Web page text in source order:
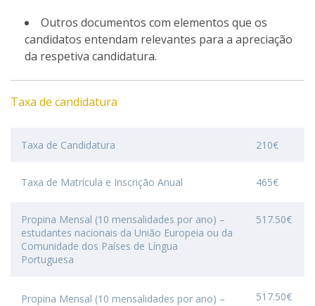
Outros documentos com elementos que os
candidatos entendam relevantes para a apreciação
da respetiva candidatura.
Taxa de candidatura
Taxa de Candidatura 210€
Taxa de Matrícula e Inscrição Anual 465€
Propina Mensal (10 mensalidades por ano) –
estudantes nacionais da União Europeia ou da
Comunidade dos Países de Língua
Portuguesa
517.50€
Propina Mensal (10 mensalidades por ano) –
517.50€